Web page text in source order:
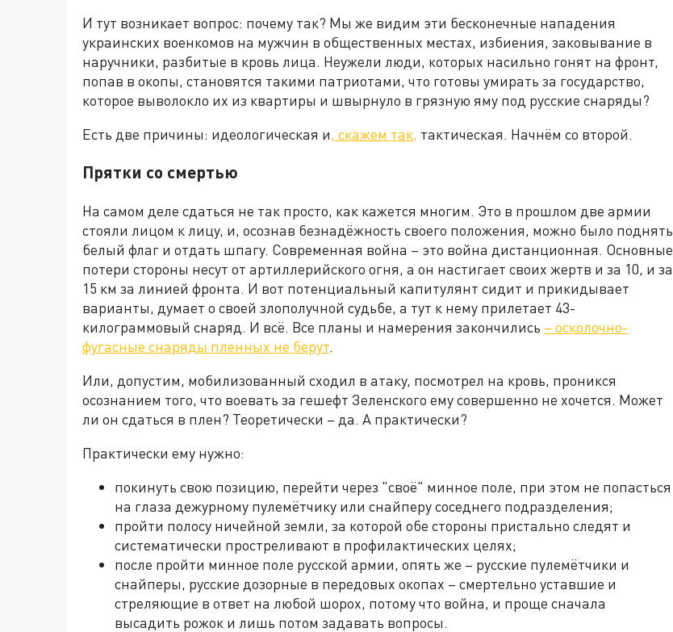
И тут возникает вопрос: почему так? Мы же видим эти бесконечные нападения
украинских военкомов на мужчин в общественных местах, избиения, заковывание в
наручники, разбитые в кровь лица. Неужели люди, которых насильно гонят на фронт,
попав в окопы, становятся такими патриотами, что готовы умирать за государство,
которое выволокло их из квартиры и швырнуло в грязную яму под русские снаряды?
Есть две причины: идеологическая и, скажем так, тактическая. Начнём со второй.
Прятки со смертью
На самом деле сдаться не так просто, как кажется многим. Это в прошлом две армии
стояли лицом к лицу, и, осознав безнадёжность своего положения, можно было поднять
белый флаг и отдать шпагу. Современная война – это война дистанционная. Основные
потери стороны несут от артиллерийского огня, а он настигает своих жертв и за 10, и за
15 км за линией фронта. И вот потенциальный капитулянт сидит и прикидывает
варианты, думает о своей злополучной судьбе, а тут к нему прилетает 43-
килограммовый снаряд. И всё. Все планы и намерения закончились – осколочно-
фугасные снаряды пленных не берут.
Или, допустим, мобилизованный сходил в атаку, посмотрел на кровь, проникся
осознанием того, что воевать за гешефт Зеленского ему совершенно не хочется. Может
ли он сдаться в плен? Теоретически – да. А практически?
Практически ему нужно:
покинуть свою позицию, перейти через "своё" минное поле, при этом не попасться
на глаза дежурному пулемётчику или снайперу соседнего подразделения;
пройти полосу ничейной земли, за которой обе стороны пристально следят и
систематически простреливают в профилактических целях;
после пройти минное поле русской армии, опять же – русские пулемётчики и
снайперы, русские дозорные в передовых окопах – смертельно уставшие и
стреляющие в ответ на любой шорох, потому что война, и проще сначала
высадить рожок и лишь потом задавать вопросы.